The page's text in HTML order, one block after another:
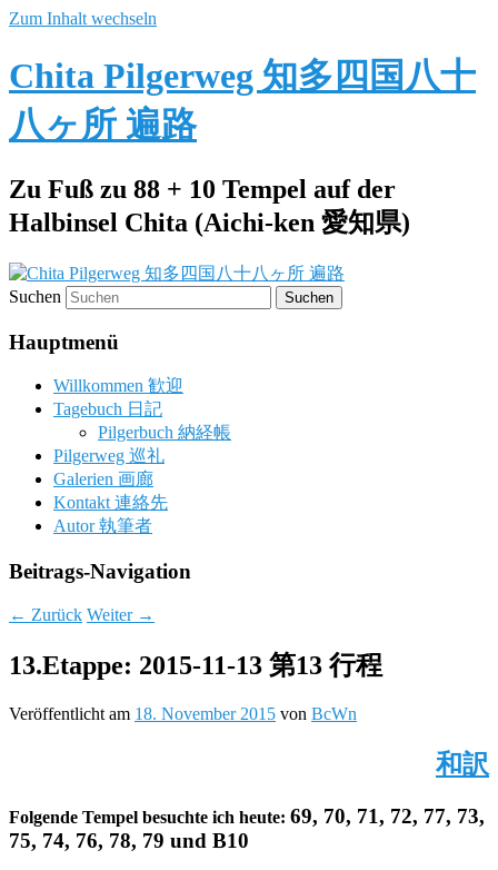
Zum Inhalt wechseln
Chita Pilgerweg 知多四国八十
八ヶ所 遍路
Zu Fuß zu 88 + 10 Tempel auf der
Halbinsel Chita (Aichi-ken 愛知県)
Suchen
Hauptmenü
Willkommen 歓迎
Tagebuch 日記
Pilgerbuch 納経帳
Pilgerweg 巡礼
Galerien 画廊
Kontakt 連絡先
Autor 執筆者
Beitrags-Navigation
← Zurück Weiter →
13.Etappe: 2015-11-13 第13 行程
Veröffentlicht am 18. November 2015 von BcWn
和訳
Folgende Tempel besuchte ich heute: 69, 70, 71, 72, 77, 73,
75, 74, 76, 78, 79 und B10